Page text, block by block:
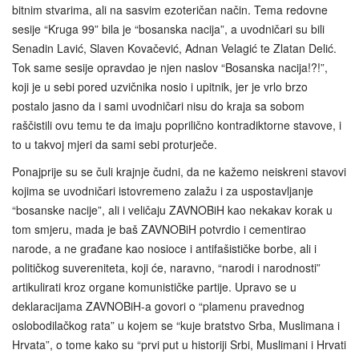
bitnim stvarima, ali na sasvim ezoteričan način. Tema redovne
sesije “Kruga 99” bila je “bosanska nacija”, a uvodničari su bili
Senadin Lavić, Slaven Kovačević, Adnan Velagić te Zlatan Delić.
Tok same sesije opravdao je njen naslov “Bosanska nacija!?!”,
koji je u sebi pored uzvičnika nosio i upitnik, jer je vrlo brzo
postalo jasno da i sami uvodničari nisu do kraja sa sobom
raščistili ovu temu te da imaju poprilično kontradiktorne stavove, i
to u takvoj mjeri da sami sebi proturječe.
Ponajprije su se čuli krajnje čudni, da ne kažemo neiskreni stavovi
kojima se uvodničari istovremeno zalažu i za uspostavljanje
“bosanske nacije”, ali i veličaju ZAVNOBiH kao nekakav korak u
tom smjeru, mada je baš ZAVNOBiH potvrdio i cementirao
narode, a ne građane kao nosioce i antifašističke borbe, ali i
političkog suvereniteta, koji će, naravno, “narodi i narodnosti”
artikulirati kroz organe komunističke partije. Upravo se u
deklaracijama ZAVNOBiH-a govori o “plamenu pravednog
oslobodilačkog rata” u kojem se “kuje bratstvo Srba, Muslimana i
Hrvata”, o tome kako su “prvi put u historiji Srbi, Muslimani i Hrvati